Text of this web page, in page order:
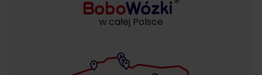
w całej Polsce